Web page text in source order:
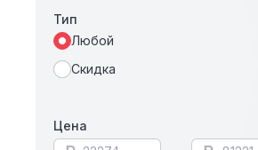
Тип
Любой
Скидка
Цена